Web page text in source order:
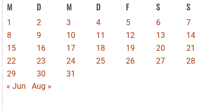
M D M D F S S
1 2 3 4 5 6
7
8
9 10 11 12 13
14
15
16 17 18 19 20
21
22
23 24 25 26 27
28
29
30
31
« Jun
Aug »